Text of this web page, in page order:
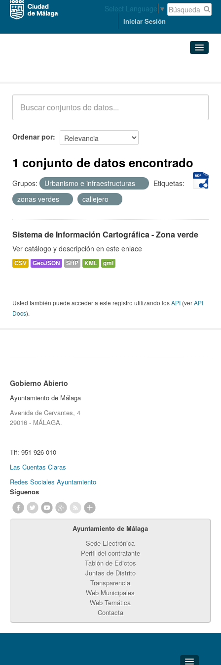
Select Language ▼
Iniciar Sesión
Acerca de
Ordenar por
1 conjunto de datos encontrado
Grupos: Urbanismo e infraestructuras
Etiquetas:
zonas verdes
callejero
Sistema de Información Cartográfica - Zona verde
Ver catálogo y descripción en este enlace
CSV GeoJSON SHP KML gml
Usted también puede acceder a este registro utilizando losAPI (verAPI
Docs).
Gobierno Abierto
Ayuntamiento de Málaga
Avenida de Cervantes, 4
29016 - MÁLAGA.
Tlf: 951 926 010
Las Cuentas Claras
Redes Sociales Ayuntamiento
Síguenos
Ayuntamiento de Málaga
Sede Electrónica
Perfil del contratante
Tablón de Edictos
Juntas de Distrito
Transparencia
Web Municipales
Web Temática
Contacta